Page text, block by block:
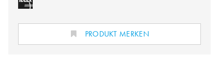
PRODUKT MERKEN